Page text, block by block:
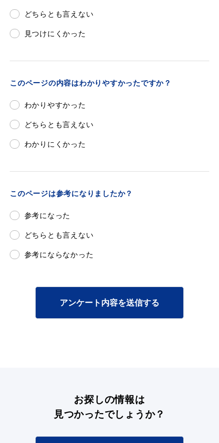
どちらとも言えない
見つけにくかった
このページの内容はわかりやすかったですか？
わかりやすかった
どちらとも言えない
わかりにくかった
このページは参考になりましたか？
参考になった
どちらとも言えない
参考にならなかった
アンケート内容を送信する
お探しの情報は
見つかったでしょうか？